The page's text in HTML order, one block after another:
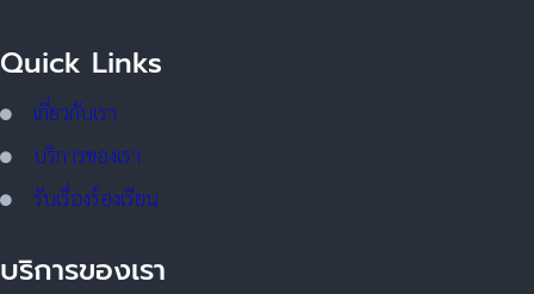
Quick Links
เกี่ยวกับเรา
บริการของเรา
รับเรื่องร้องเรียน
บริการของเรา